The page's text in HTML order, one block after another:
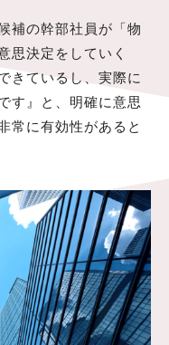
補の幹部社員が「物
思決定をしていく
きているし、実際に
す』と、明確に意思
常に有効性があると